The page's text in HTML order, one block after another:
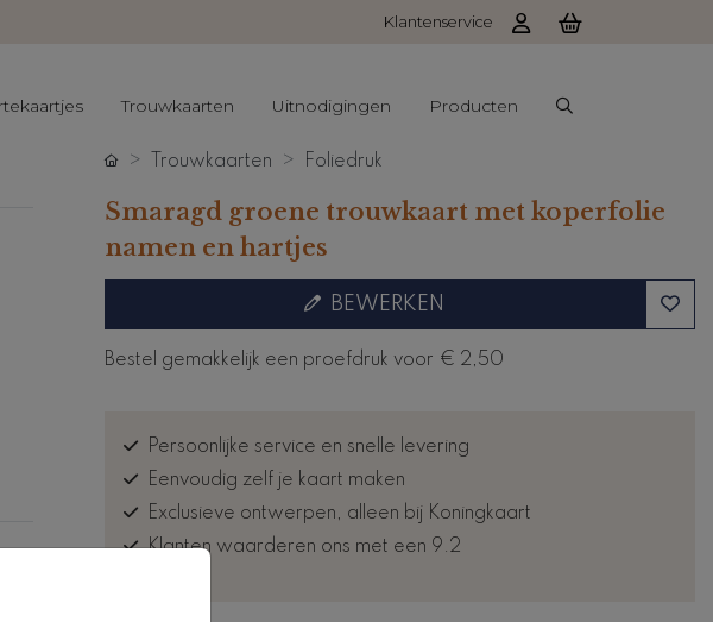
Klantenservice
Trouwkaarten Uitnodigingen Producten
Trouwkaarten Foliedruk
Smaragd groene trouwkaart met koperfolie
namen en hartjes
BEWERKEN
Bestel gemakkelijk een proefdruk voor € 2,50
Persoonlijke service en snelle levering
Eenvoudig zelf je kaart maken
Exclusieve ontwerpen, alleen bij Koningkaart
Klanten waarderen ons met een 9.2